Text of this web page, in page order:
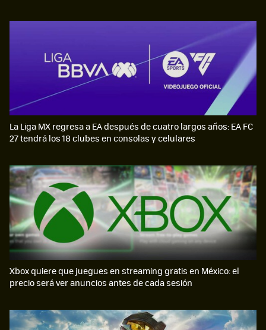
La Liga MX regresa a EA después de cuatro largos años: EA FC
27 tendrá los 18 clubes en consolas y celulares
Xbox quiere que juegues en streaming gratis en México: el
precio será ver anuncios antes de cada sesión